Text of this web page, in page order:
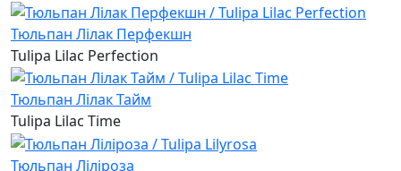
Тюльпан Лілак Перфекшн
Tulipa Lilac Perfection
Тюльпан Лілак Тайм
Tulipa Lilac Time
Тюльпан Ліліроза